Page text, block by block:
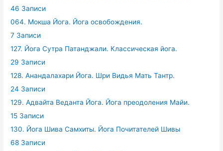
46 Записи
064. Мокша Йога. Йога освобождения.
7 Записи
127. Йога Сутра Патанджали. Классическая йога.
29 Записи
128. Анандалахари Йога. Шри Видья Мать Тантр.
24 Записи
129. Адвайта Веданта Йога. Йога преодоления Майи.
15 Записи
130. Йога Шива Самхиты. Йога Почитателей Шивы
68 Записи